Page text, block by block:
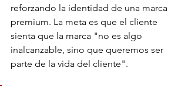
reforzando la identidad de una marca
premium. La meta es que el cliente
sienta que la marca "no es algo
inalcanzable, sino que queremos ser
parte de la vida del cliente".